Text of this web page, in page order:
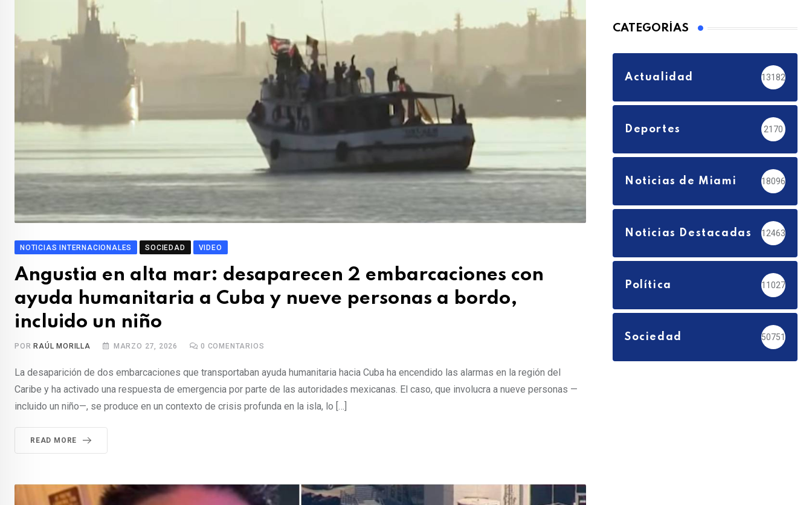
NOTICIAS INTERNACIONALES SOCIEDAD VIDEO
Angustia en alta mar: desaparecen 2 embarcaciones con
ayuda humanitaria a Cuba y nueve personas a bordo,
incluido un niño
POR RAÚL MORILLA MARZO 27, 2026 0 COMENTARIOS
La desaparición de dos embarcaciones que transportaban ayuda humanitaria hacia Cuba ha encendido las alarmas en la región del
Caribe y ha activado una respuesta de emergencia por parte de las autoridades mexicanas. El caso, que involucra a nueve personas —
incluido un niño—, se produce en un contexto de crisis profunda en la isla, lo […]
READ MORE
CATEGORÍAS
Actualidad 13182
Deportes 2170
Noticias de Miami 18096
Noticias Destacadas 12463
Política 11027
Sociedad 50751